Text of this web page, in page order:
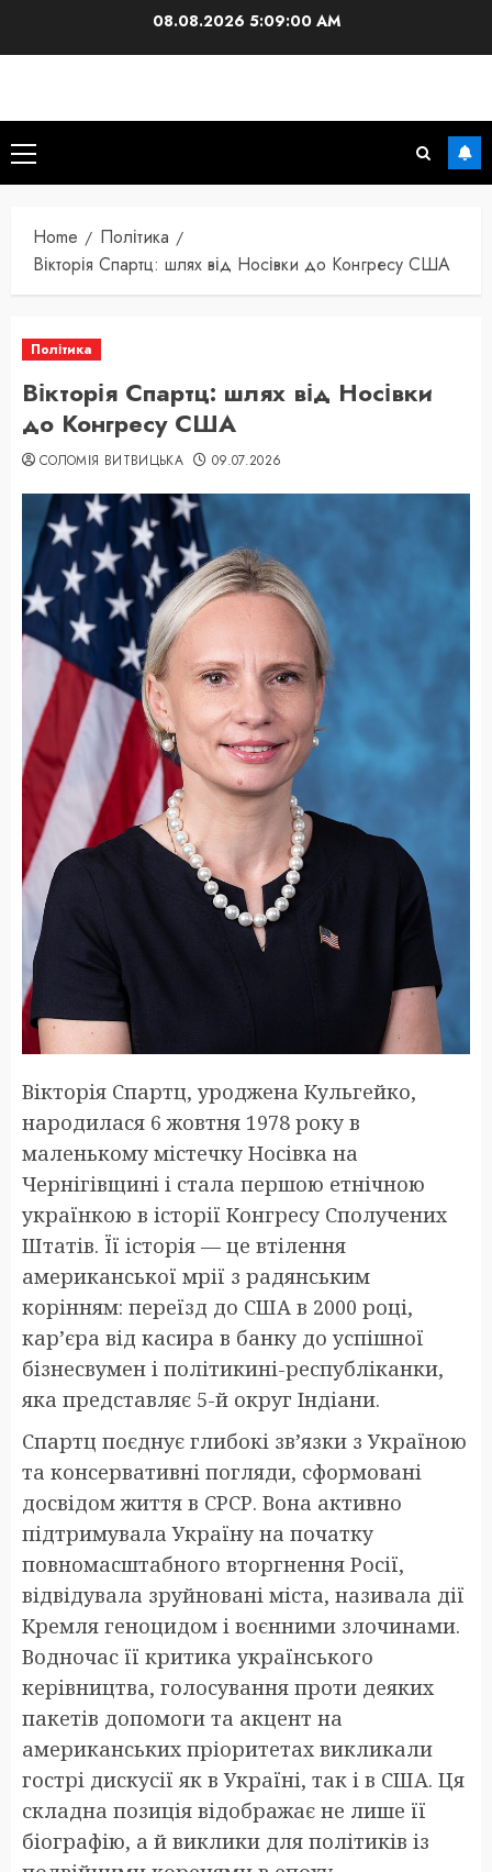
08.08.20265:09:01 AM
Primary
Menu
Home
Політика
Вікторія Спартц: шлях від Носівки до Конгресу США
Політика
Вікторія Спартц: шлях від Носівки
до Конгресу США
СОЛОМІЯ ВИТВИЦЬКА 09.07.2026
Вікторія Спартц, уроджена Кульгейко,
народилася 6 жовтня 1978 року в
маленькому містечку Носівка на
Чернігівщині і стала першою етнічною
українкою в історії Конгресу Сполучених
Штатів. Її історія — це втілення
американської мрії з радянським
корінням: переїзд до США в 2000 році,
кар’єра від касира в банку до успішної
бізнесвумен і політикині-республіканки,
яка представляє 5-й округ Індіани.
Спартц поєднує глибокі зв’язки з Україною
та консервативні погляди, сформовані
досвідом життя в СРСР. Вона активно
підтримувала Україну на початку
повномасштабного вторгнення Росії,
відвідувала зруйновані міста, називала дії
Кремля геноцидом і воєнними злочинами.
Водночас її критика українського
керівництва, голосування проти деяких
пакетів допомоги та акцент на
американських пріоритетах викликали
гострі дискусії як в Україні, так і в США. Ця
складна позиція відображає не лише її
біографію, а й виклики для політиків із